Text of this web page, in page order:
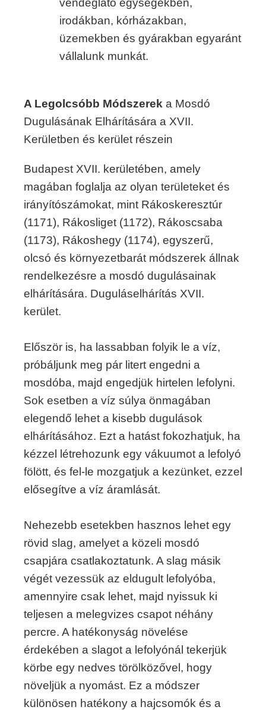
vendéglátó egységekben,
irodákban, kórházakban,
üzemekben és gyárakban egyaránt
vállalunk munkát.
A Legolcsóbb Módszerek a Mosdó
Dugulásának Elhárítására a XVII.
Kerületben és kerület részein
Budapest XVII. kerületében, amely
magában foglalja az olyan területeket és
irányítószámokat, mint Rákoskeresztúr
(1171), Rákosliget (1172), Rákoscsaba
(1173), Rákoshegy (1174), egyszerű,
olcsó és környezetbarát módszerek állnak
rendelkezésre a mosdó dugulásainak
elhárítására. Duguláselhárítás XVII.
kerület.
Először is, ha lassabban folyik le a víz,
próbáljunk meg pár litert engedni a
mosdóba, majd engedjük hirtelen lefolyni.
Sok esetben a víz súlya önmagában
elegendő lehet a kisebb dugulások
elhárításához. Ezt a hatást fokozhatjuk, ha
kézzel létrehozunk egy vákuumot a lefolyó
fölött, és fel-le mozgatjuk a kezünket, ezzel
elősegítve a víz áramlását.
Nehezebb esetekben hasznos lehet egy
rövid slag, amelyet a közeli mosdó
csapjára csatlakoztatunk. A slag másik
végét vezessük az eldugult lefolyóba,
amennyire csak lehet, majd nyissuk ki
teljesen a melegvizes csapot néhány
percre. A hatékonyság növelése
érdekében a slagot a lefolyónál tekerjük
körbe egy nedves törölközővel, hogy
növeljük a nyomást. Ez a módszer
különösen hatékony a hajcsomók és a